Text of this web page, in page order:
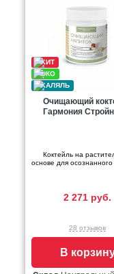
Очищающий
Гармония
Коктейль на
основе для осознанного
2 271 руб.
28 отзывов
В